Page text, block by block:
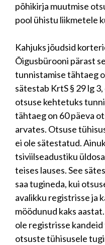
põhikirja muutmise
pool ühistu liikmetele
Kahjuks jõudsid
Õigusbürooni pärast
tunnistamise tähtaeg
sätestab KrtS § 29 lg
otsuse kehtetuks
tähtaeg on 60 päeva
arvates. Otsuse
ei ole sätestatud.
tsiviilseadustiku üldosa
teises lauses. See
saa tugineda, kui
avalikku registrisse ja
möödunud kaks
ole registrisse
otsuste tühisusele